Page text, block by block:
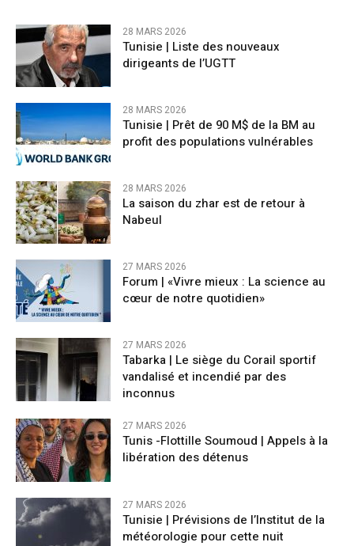
28 MARS 2026
Tunisie | Liste des nouveaux
dirigeants de l’UGTT
28 MARS 2026
Tunisie | Prêt de 90 M$ de la BM au
profit des populations vulnérables
28 MARS 2026
La saison du zhar est de retour à
Nabeul
27 MARS 2026
Forum | «Vivre mieux : La science au
cœur de notre quotidien»
27 MARS 2026
Tabarka | Le siège du Corail sportif
vandalisé et incendié par des
inconnus
27 MARS 2026
Tunis -Flottille Soumoud | Appels à la
libération des détenus
27 MARS 2026
Tunisie | Prévisions de l’Institut de la
météorologie pour cette nuit